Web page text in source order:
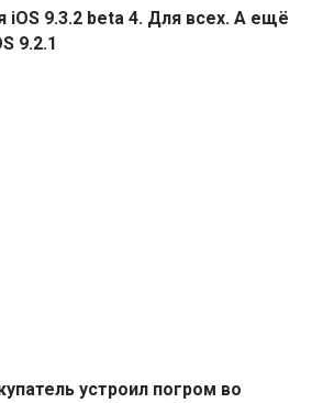
iOS 9.3.2 beta 4. Для всех. А ещё
9.2.1
устроил погром во